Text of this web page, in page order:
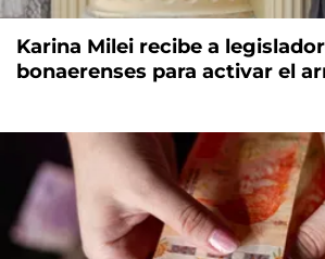
Karina Milei recibe a
bonaerenses para activar el